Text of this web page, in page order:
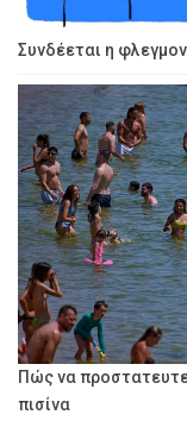
Συνδέεται η
Πώς να
πισίνα